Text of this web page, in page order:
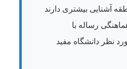
آشنایی بیشتری دارند
رساله با
نظر دانشگاه مفید